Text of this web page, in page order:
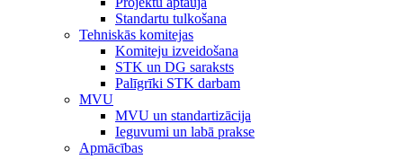
Standartu tulkošana
Tehniskās komitejas
Komiteju izveidošana
STK un DG saraksts
Palīgrīki STK darbam
MVU
MVU un standartizācija
Ieguvumi un labā prakse
Apmācības